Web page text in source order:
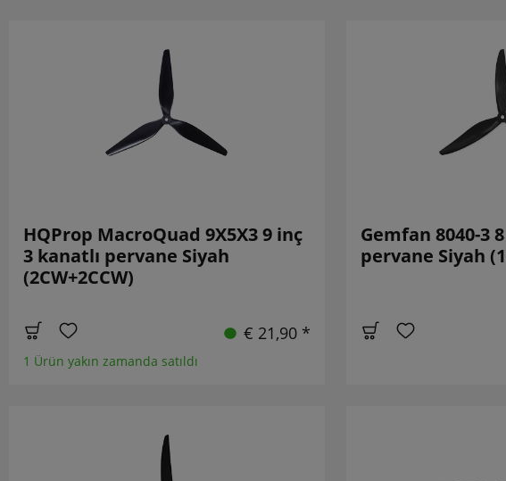
HQProp MacroQuad 9X5X3 9 inç
3 kanatlı pervane Siyah
(2CW+2CCW)
€ 21,90 *
1 Ürün yakın zamanda satıldı
Gemfan 8040-3
pervane Siyah